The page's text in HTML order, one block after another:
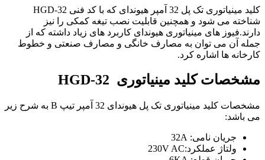
شناخته می شود و همچنین قابلیت نصب تیغه کمکی را نیز
دارند.فیوز های مینیاتوری هیوندای کاربرد های زیاد داشته که از
جمله آن می توان به مصارف خانگی و مصارف صنعتی و خطوط
کارخانه ها اشاره کرد.
مشخصاتکلید مینیاتوری
مشخصات کلید مینیاتوری تک پل هیوندای 32 آمپر تیپ B به شرح زیر
می باشد:
جریان نامی: 32A
ولتاژ عملکرد:230V AC